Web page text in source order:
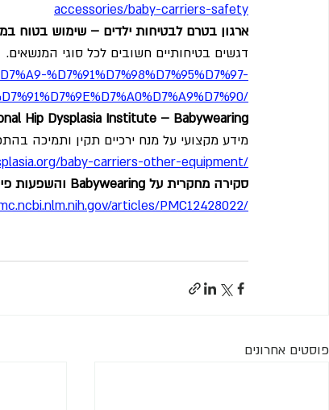
accessories/baby-carriers-safety
ארגון בטרם לבטיחות ילדים – שימוש בטוח
דגשים בטיחותיים חשובים לכל סוגי המנשאים.
%D7%91%D7%98%D7%95%D7%97-
Hip Dysplasia Institute – Babywearing
מידע מקצועי על מנח ירכיים תקין ותמיכה
baby-carriers-other-equipment/
סקירה מחקרית על Babywearing והשפעות פיזיולוגיות ורגשיות
articles/PMC12428022/
פוסטים אחרונים